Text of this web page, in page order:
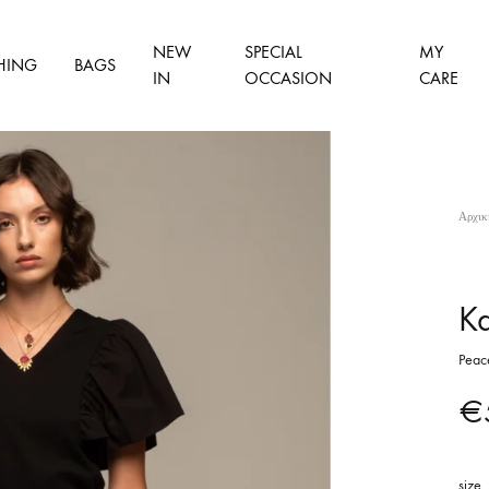
BAGS
NEW
IN
SPECIAL
OCCASION
MY
CARE
€
size